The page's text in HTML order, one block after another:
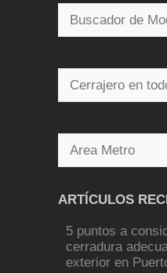
ARTÍCULOS
5 puntos a
cerradura
exterior en